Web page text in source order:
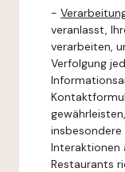
-
veranlasst,
verarbeiten,
Verfolgung
Interaktionen
Restaurants